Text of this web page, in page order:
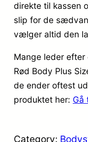
direkte til kassen
slip for de
vælger altid den
Mange leder
Rød Body Plus
de ender oftest
produktet her: Gå
Category: